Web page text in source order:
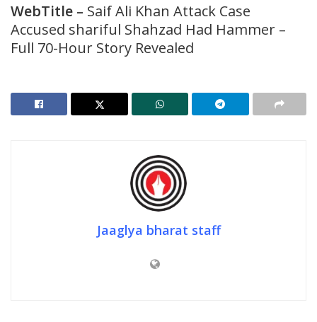
WebTitle – Saif Ali Khan Attack Case
Accused shariful Shahzad Had Hammer –
Full 70-Hour Story Revealed
Jaaglya bharat staff